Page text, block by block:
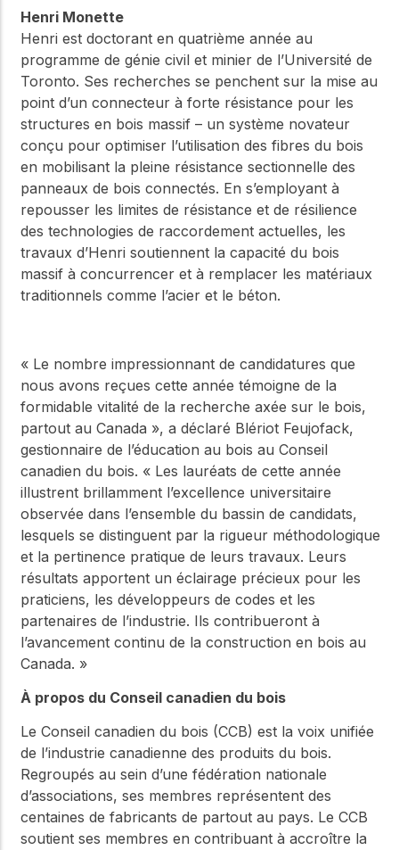
Henri Monette
Henri est doctorant en quatrième année au
programme de génie civil et minier de l’Université de
Toronto. Ses recherches se penchent sur la mise au
point d’un connecteur à forte résistance pour les
structures en bois massif – un système novateur
conçu pour optimiser l’utilisation des fibres du bois
en mobilisant la pleine résistance sectionnelle des
panneaux de bois connectés. En s’employant à
repousser les limites de résistance et de résilience
des technologies de raccordement actuelles, les
travaux d’Henri soutiennent la capacité du bois
massif à concurrencer et à remplacer les matériaux
traditionnels comme l’acier et le béton.
« Le nombre impressionnant de candidatures que
nous avons reçues cette année témoigne de la
formidable vitalité de la recherche axée sur le bois,
partout au Canada », a déclaré Blériot Feujofack,
gestionnaire de l’éducation au bois au Conseil
canadien du bois. « Les lauréats de cette année
illustrent brillamment l’excellence universitaire
observée dans l’ensemble du bassin de candidats,
lesquels se distinguent par la rigueur méthodologique
et la pertinence pratique de leurs travaux. Leurs
résultats apportent un éclairage précieux pour les
praticiens, les développeurs de codes et les
partenaires de l’industrie. Ils contribueront à
l’avancement continu de la construction en bois au
Canada. »
À propos du Conseil canadien du bois
Le Conseil canadien du bois (CCB) est la voix unifiée
de l’industrie canadienne des produits du bois.
Regroupés au sein d’une fédération nationale
d’associations, ses membres représentent des
centaines de fabricants de partout au pays. Le CCB
soutient ses membres en contribuant à accroître la